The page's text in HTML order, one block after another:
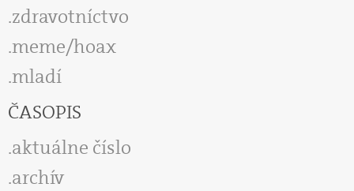
zdravotníctvo
meme/hoax
mladí
ČASOPIS
aktuálne číslo
archív